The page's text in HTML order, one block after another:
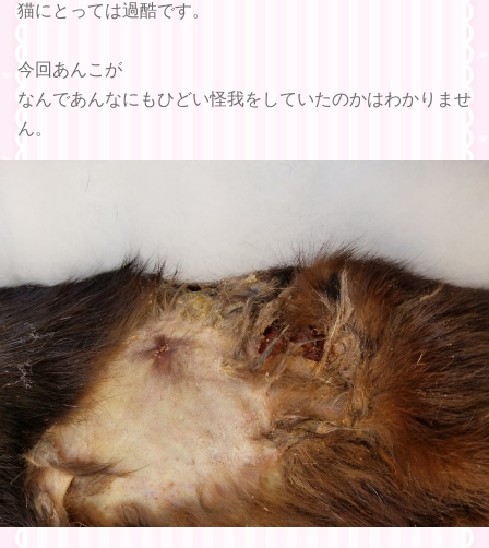
猫にとっては過酷です。
今回あんこが
なんであんなにもひどい怪我をしていたのかはわかりませ
ん。